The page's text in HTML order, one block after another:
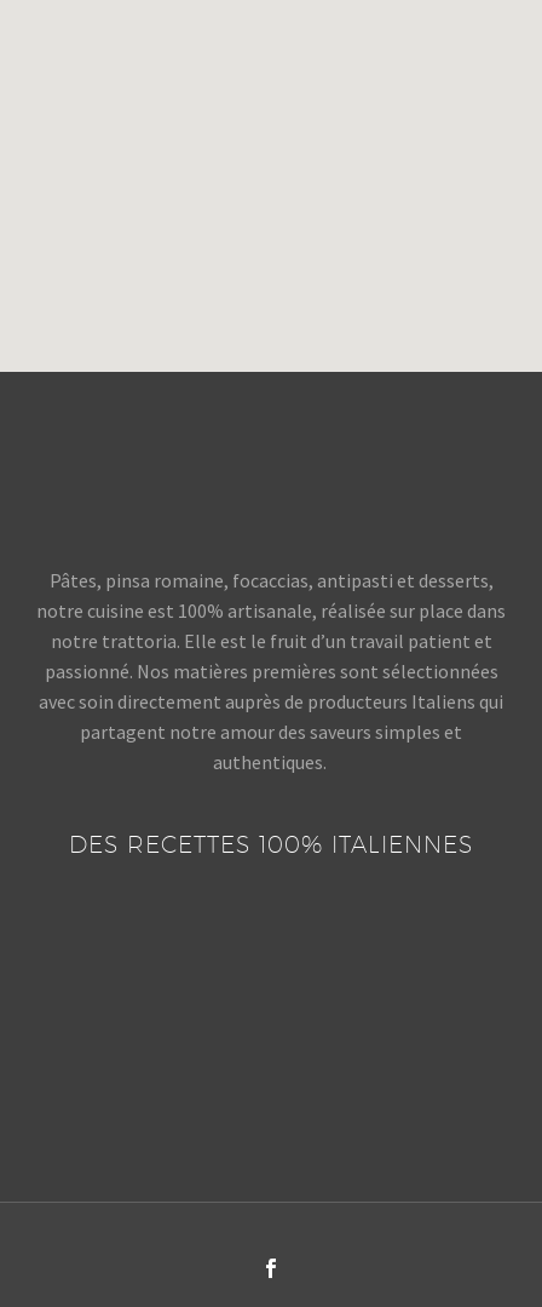
Pâtes, pinsa romaine, focaccias, antipasti et desserts,
notre cuisine est 100% artisanale, réalisée sur place dans
notre trattoria. Elle est le fruit d’un travail patient et
passionné. Nos matières premières sont sélectionnées
avec soin directement auprès de producteurs Italiens qui
partagent notre amour des saveurs simples et
authentiques.
DES RECETTES 100% ITALIENNES